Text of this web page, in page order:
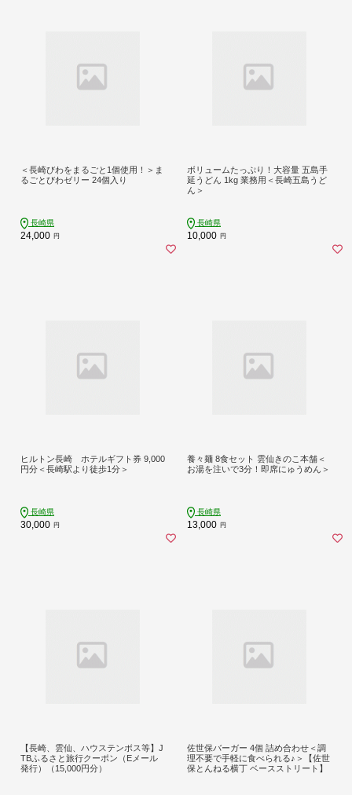
＜長崎びわをまるごと1個使用！＞ま
るごとびわゼリー 24個入り
長崎県
24,000 円
ボリュームたっぷり！大容量 五島手
延うどん 1kg 業務用＜長崎五島うど
ん＞
長崎県
10,000 円
ヒルトン長崎 ホテルギフト券 9,000
円分＜長崎駅より徒歩1分＞
長崎県
30,000 円
養々麺 8食セット 雲仙きのこ本舗＜
お湯を注いで3分！即席にゅうめん＞
長崎県
13,000 円
【長崎、雲仙、ハウステンボス等】J
TBふるさと旅行クーポン（Eメール
発行）（15,000円分）
佐世保バーガー 4個 詰め合わせ＜調
理不要で手軽に食べられる♪＞【佐世
保とんねる横丁 ベースストリート】